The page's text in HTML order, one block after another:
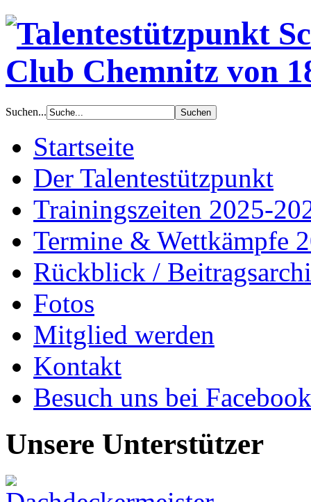
Suchen...
Startseite
Der Talentestützpunkt
Trainingszeiten 2025-
Termine & Wettkämpfe
Rückblick /
Fotos
Mitglied werden
Kontakt
Besuch uns bei Facebook
Unsere Unterstützer